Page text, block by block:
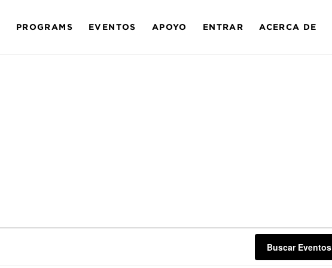
PROGRAMS EVENTOS APOYO ENTRAR ACERCA DE
Buscar Eventos